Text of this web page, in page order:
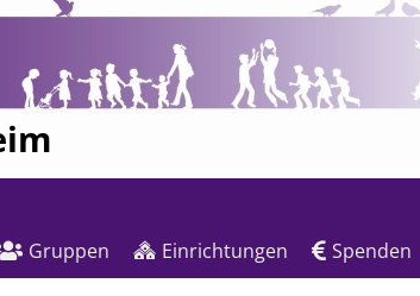
Gruppen Einrichtungen Spenden